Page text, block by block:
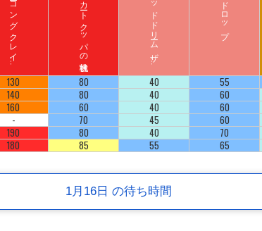
ド
ン
キ
ーコ
ン
グ
ク
レ
イ
ジ
ート
ロ
ッ
コ ハ
リ
ウ
ッ
ド
ド
リ
ーム
ザ
ラ
イ
ド
130 80 40 55
140 80 40 60
160 60 40 60
- 70 45 60
190 80 40 70
180 85 55 65
1月16日 の待ち時間